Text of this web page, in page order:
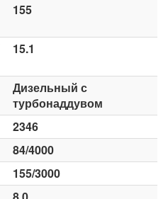
155
15.1
Дизельный с
турбонаддувом
2346
84/4000
155/3000